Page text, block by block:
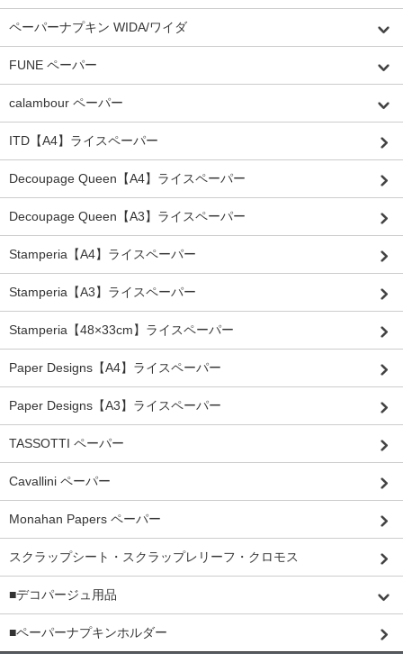
ペーパーナプキン WIDA/ワイダ
FUNE ペーパー
calambour ペーパー
ITD【A4】ライスペーパー
Decoupage Queen【A4】ライスペーパー
Decoupage Queen【A3】ライスペーパー
Stamperia【A4】ライスペーパー
Stamperia【A3】ライスペーパー
Stamperia【48×33cm】ライスペーパー
Paper Designs【A4】ライスペーパー
Paper Designs【A3】ライスペーパー
TASSOTTI ペーパー
Cavallini ペーパー
Monahan Papers ペーパー
スクラップシート・スクラップレリーフ・クロモス
■デコパージュ用品
■ペーパーナプキンホルダー